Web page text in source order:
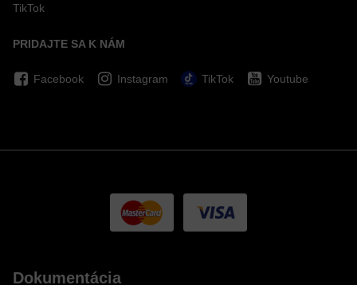
TikTok
PRIDAJTE SA K NÁM
Facebook Instagram TikTok Youtube
Dokumentácia